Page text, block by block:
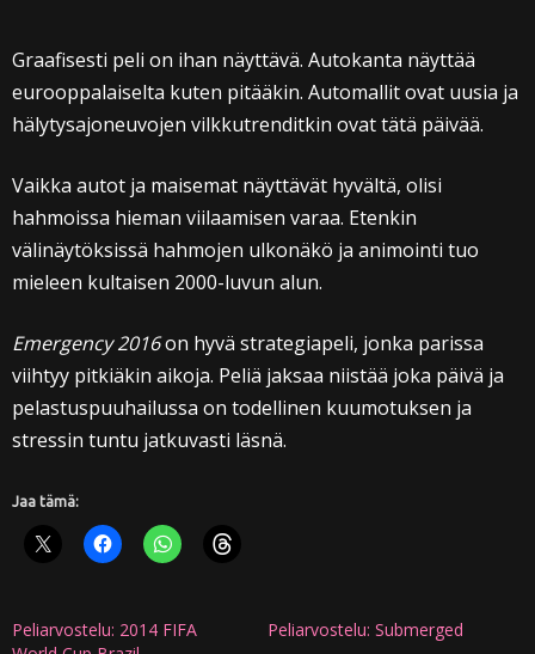
Graafisesti peli on ihan näyttävä. Autokanta näyttää
eurooppalaiselta kuten pitääkin. Automallit ovat uusia ja
hälytysajoneuvojen vilkkutrenditkin ovat tätä päivää.
Vaikka autot ja maisemat näyttävät hyvältä, olisi
hahmoissa hieman viilaamisen varaa. Etenkin
välinäytöksissä hahmojen ulkonäkö ja animointi tuo
mieleen kultaisen 2000-luvun alun.
Emergency 2016on hyvä strategiapeli, jonka parissa
viihtyy pitkiäkin aikoja. Peliä jaksaa niistää joka päivä ja
pelastuspuuhailussa on todellinen kuumotuksen ja
stressin tuntu jatkuvasti läsnä.
Jaa tämä:
Peliarvostelu: 2014 FIFA
Peliarvostelu: Submerged